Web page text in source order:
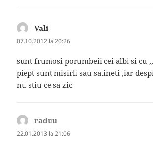
Vali
07.10.2012 la 20:26
sunt frumosi porumbeii cei albi si cu
piept sunt misirli sau satineti ,iar
nu stiu ce sa zic
raduu
22.01.2013 la 21:06